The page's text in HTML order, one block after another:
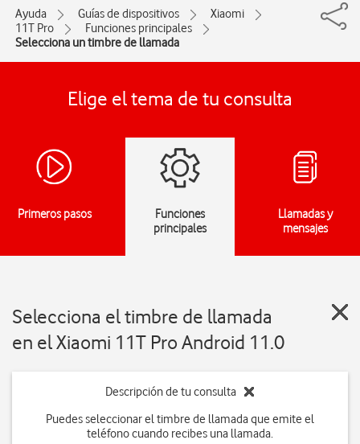
Ayuda Guías de dispositivos
Xiaomi
11T Pro
Funciones principales
Selecciona un timbre de llamada
Elige el tema de tu consulta
Primeros pasos
Funciones
principales
Llamadas y
mensajes
Selecciona el timbre de llamada
en el Xiaomi 11T Pro Android 11.0
Descripción de tu consulta
Puedes seleccionar el timbre de llamada que emite el
teléfono cuando recibes una llamada.